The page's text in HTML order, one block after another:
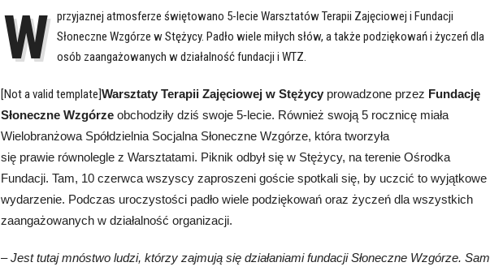
W przyjaznej atmosferze świętowano 5-lecie Warsztatów Terapii Zajęciowej i Fundacji
Słoneczne Wzgórze w Stężycy. Padło wiele miłych słów, a także podziękowań i życzeń dla
osób zaangażowanych w działalność fundacji i WTZ.
[Not a valid template]Warsztaty Terapii Zajęciowej w Stężycyprowadzone przez Fundację
Słoneczne Wzgórzeobchodziły dziś swoje 5-lecie. Również swoją 5 rocznicę miała
Wielobranżowa Spółdzielnia Socjalna Słoneczne Wzgórze, która tworzyła
się prawie równolegle z Warsztatami. Piknik odbył się w Stężycy, na terenie Ośrodka
Fundacji. Tam, 10 czerwca wszyscy zaproszeni goście spotkali się, by uczcić to wyjątkowe
wydarzenie. Podczas uroczystości padło wiele podziękowań oraz życzeń dla wszystkich
zaangażowanych w działalność organizacji.
– Jest tutaj mnóstwo ludzi, którzy zajmują się działaniami fundacji Słoneczne Wzgórze.